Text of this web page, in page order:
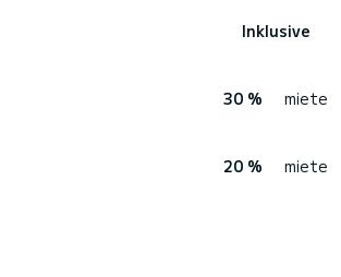
Inklusive
30 % miete
20 % miete